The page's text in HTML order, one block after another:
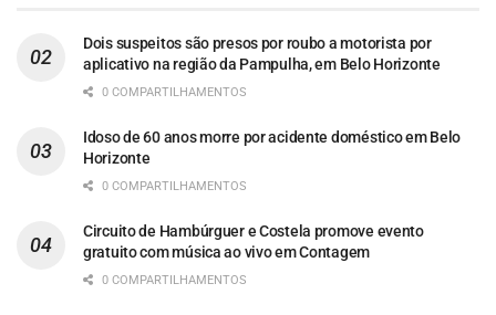
Dois suspeitos são presos por roubo a motorista por
aplicativo na região da Pampulha, em Belo Horizonte
0 COMPARTILHAMENTOS
Idoso de 60 anos morre por acidente doméstico em Belo
Horizonte
0 COMPARTILHAMENTOS
Circuito de Hambúrguer e Costela promove evento
gratuito com música ao vivo em Contagem
0 COMPARTILHAMENTOS